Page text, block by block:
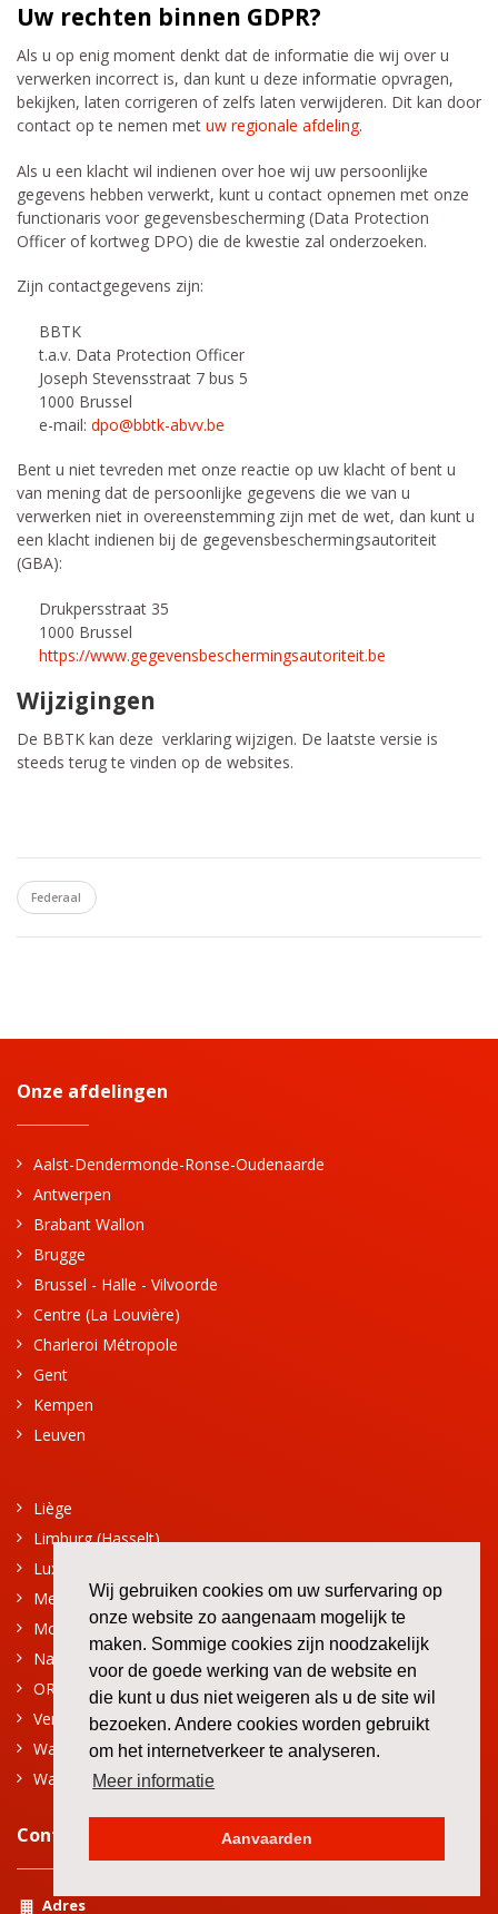
Wij gebruiken cookies om uw surfervaring op
onze website zo aangenaam mogelijk te
maken. Sommige cookies zijn noodzakelijk
voor de goede werking van de website en
die kunt u dus niet weigeren als u de site wil
bezoeken. Andere cookies worden gebruikt
om het internetverkeer te analyseren.
Meer informatie
Aanvaarden
Uw rechten binnen GDPR?
Als u op enig moment denkt dat de informatie die wij over u
verwerken incorrect is, dan kunt u deze informatie opvragen,
bekijken, laten corrigeren of zelfs laten verwijderen. Dit kan door
contact op te nemen met uw regionale afdeling.
Als u een klacht wil indienen over hoe wij uw persoonlijke
gegevens hebben verwerkt, kunt u contact opnemen met onze
functionaris voor gegevensbescherming (Data Protection
Officer of kortweg DPO) die de kwestie zal onderzoeken.
Zijn contactgegevens zijn:
BBTK
t.a.v. Data Protection Officer
Joseph Stevensstraat 7 bus 5
1000 Brussel
e-mail: dpo@bbtk-abvv.be
Bent u niet tevreden met onze reactie op uw klacht of bent u
van mening dat de persoonlijke gegevens die we van u
verwerken niet in overeenstemming zijn met de wet, dan kunt u
een klacht indienen bij de gegevensbeschermingsautoriteit
(GBA):
Drukpersstraat 35
1000 Brussel
https://www.gegevensbeschermingsautoriteit.be
Wijzigingen
De BBTK kan deze verklaring wijzigen. De laatste versie is
steeds terug te vinden op de websites.
Federaal
Onze afdelingen
Aalst-Dendermonde-Ronse-Oudenaarde
Antwerpen
Brabant Wallon
Brugge
Brussel - Halle - Vilvoorde
Centre (La Louvière)
Charleroi Métropole
Gent
Kempen
Leuven
Liège
Limburg (Hasselt)
Luxembourg (Arlon)
Mechelen
Mons-Borinage
Namur
ORIK (Oostende - Roeselare - Ieper - Kortrijk)
Verviers
Waasland
Wallonie Picarde
Contact
Adres